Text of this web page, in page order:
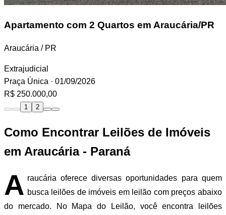
Apartamento com 2 Quartos em Araucária/PR
Araucária / PR
Extrajudicial
Praça Única · 01/09/2026
R$ 250.000,00
1 2
Como Encontrar Leilões de Imóveis
em Araucária - Paraná
A raucária oferece diversas oportunidades para quem
busca leilões de imóveis em leilão com preços abaixo
do mercado. No Mapa do Leilão, você encontra leilões